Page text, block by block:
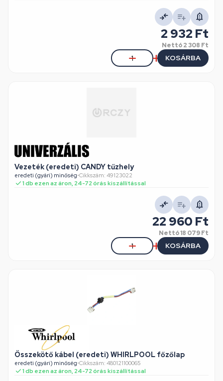
2 932 Ft
Nettó2 308 Ft
KOSÁRBA
Vezeték (eredeti) CANDY tűzhely
eredeti (gyári) minőség•Cikkszám: 49123022
1 db ezen az áron, 24-72 órás kiszállítással
22 960 Ft
Nettó18 079 Ft
KOSÁRBA
Összekötő kábel (eredeti) WHIRLPOOL főzőlap
eredeti (gyári) minőség•Cikkszám: 480121100065
1 db ezen az áron, 24-72 órás kiszállítással